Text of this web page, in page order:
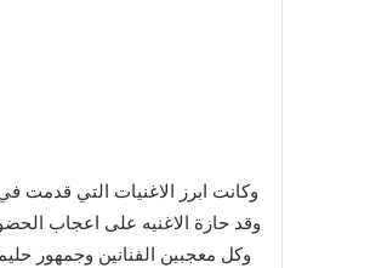
وكانت ابرز الاغنيات التي قدمت
وقد حازة الاغنيه على اعجاب
وكل معجبين الفنانين وجمهور